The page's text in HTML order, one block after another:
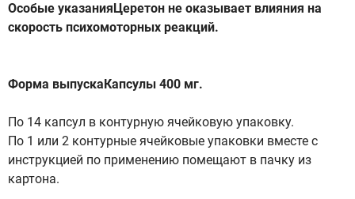
Особые указанияЦеретон не оказывает влияния на
скорость психомоторных реакций.
Форма выпускаКапсулы 400 мг.
По 14 капсул в контурную ячейковую упаковку.
По 1 или 2 контурные ячейковые упаковки вместе с
инструкцией по применению помещают в пачку из
картона.